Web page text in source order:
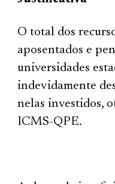
O total dos
aposentados e
universidades
indevidamente
nelas investidos,
ICMS-QPE.